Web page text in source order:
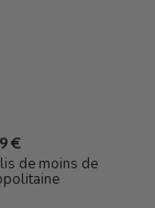
€
de moins de